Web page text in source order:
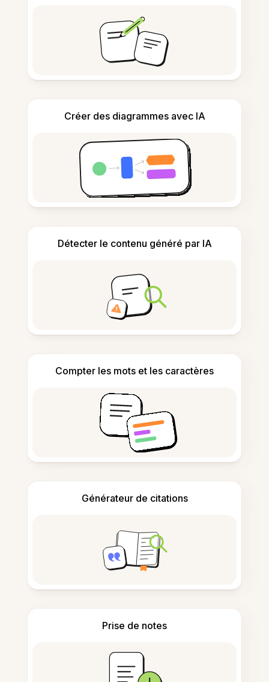
Créer des diagrammes avec IA
Détecter le contenu généré par IA
Compter les mots et les caractères
Générateur de citations
Prise de notes